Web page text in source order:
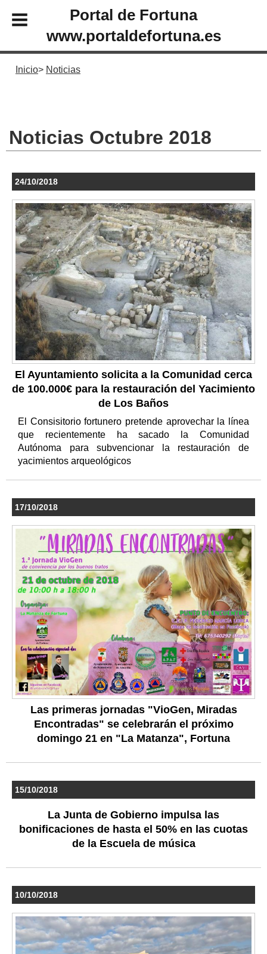
Portal de Fortuna
www.portaldefortuna.es
Inicio Noticias
Noticias Octubre 2018
24/10/2018
El Ayuntamiento solicita a la Comunidad cerca
de 100.000€ para la restauración del Yacimiento
de Los Baños
El Consisitorio fortunero pretende aprovechar la línea
que recientemente ha sacado la Comunidad
Autónoma para subvencionar la restauración de
yacimientos arqueológicos
17/10/2018
Las primeras jornadas "VioGen, Miradas
Encontradas" se celebrarán el próximo
domingo 21 en "La Matanza", Fortuna
15/10/2018
La Junta de Gobierno impulsa las
bonificaciones de hasta el 50% en las cuotas
de la Escuela de música
10/10/2018